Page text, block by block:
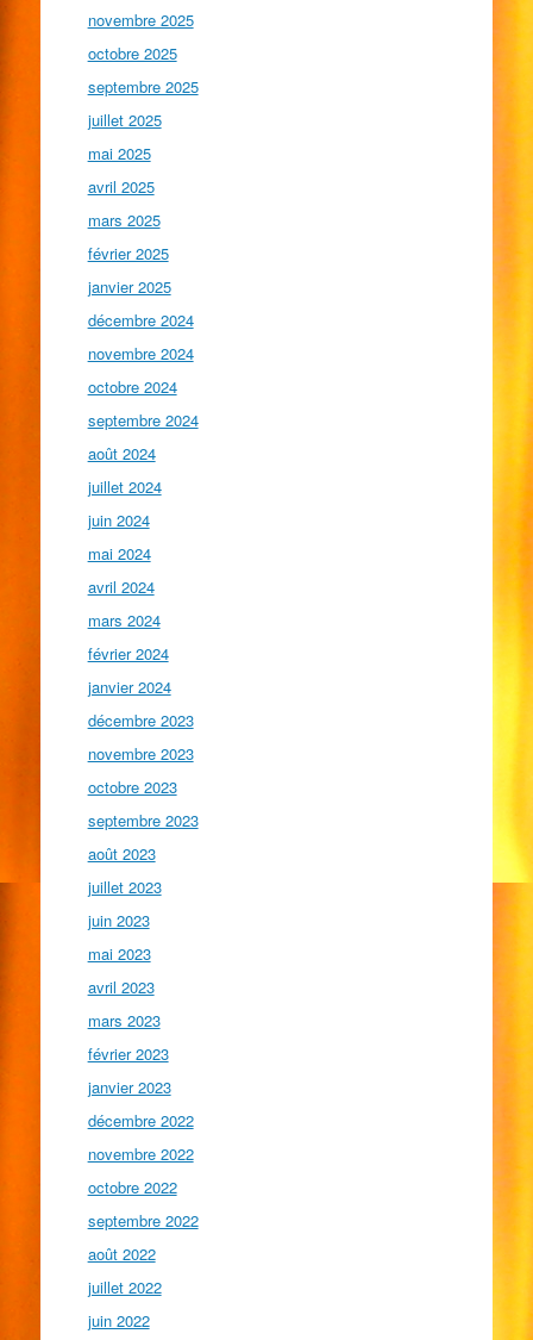
novembre 2025
octobre 2025
septembre 2025
juillet 2025
mai 2025
avril 2025
mars 2025
février 2025
janvier 2025
décembre 2024
novembre 2024
octobre 2024
septembre 2024
août 2024
juillet 2024
juin 2024
mai 2024
avril 2024
mars 2024
février 2024
janvier 2024
décembre 2023
novembre 2023
octobre 2023
septembre 2023
août 2023
juillet 2023
juin 2023
mai 2023
avril 2023
mars 2023
février 2023
janvier 2023
décembre 2022
novembre 2022
octobre 2022
septembre 2022
août 2022
juillet 2022
juin 2022